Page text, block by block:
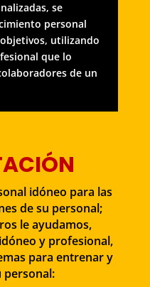
se
personal
utilizando
que lo
de un
idóneo para las
de su personal;
le ayudamos,
y profesional,
para entrenar y
personal: